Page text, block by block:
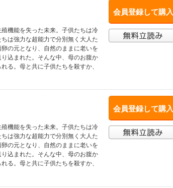
会員登録して購入
機能を失った未来。子供たちは冷
は強力な超能力で分別無く大人た
の元となり、自然のままに老いを
込まれた。そんな中、母のお腹か
る。母と共に子供たちを殺すか、
会員登録して購入
機能を失った未来。子供たちは冷
は強力な超能力で分別無く大人た
の元となり、自然のままに老いを
込まれた。そんな中、母のお腹か
る。母と共に子供たちを殺すか、